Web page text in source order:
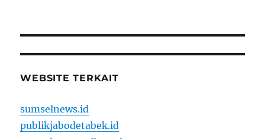
WEBSITE TERKAIT
sumselnews.id
publikjabodetabek.id